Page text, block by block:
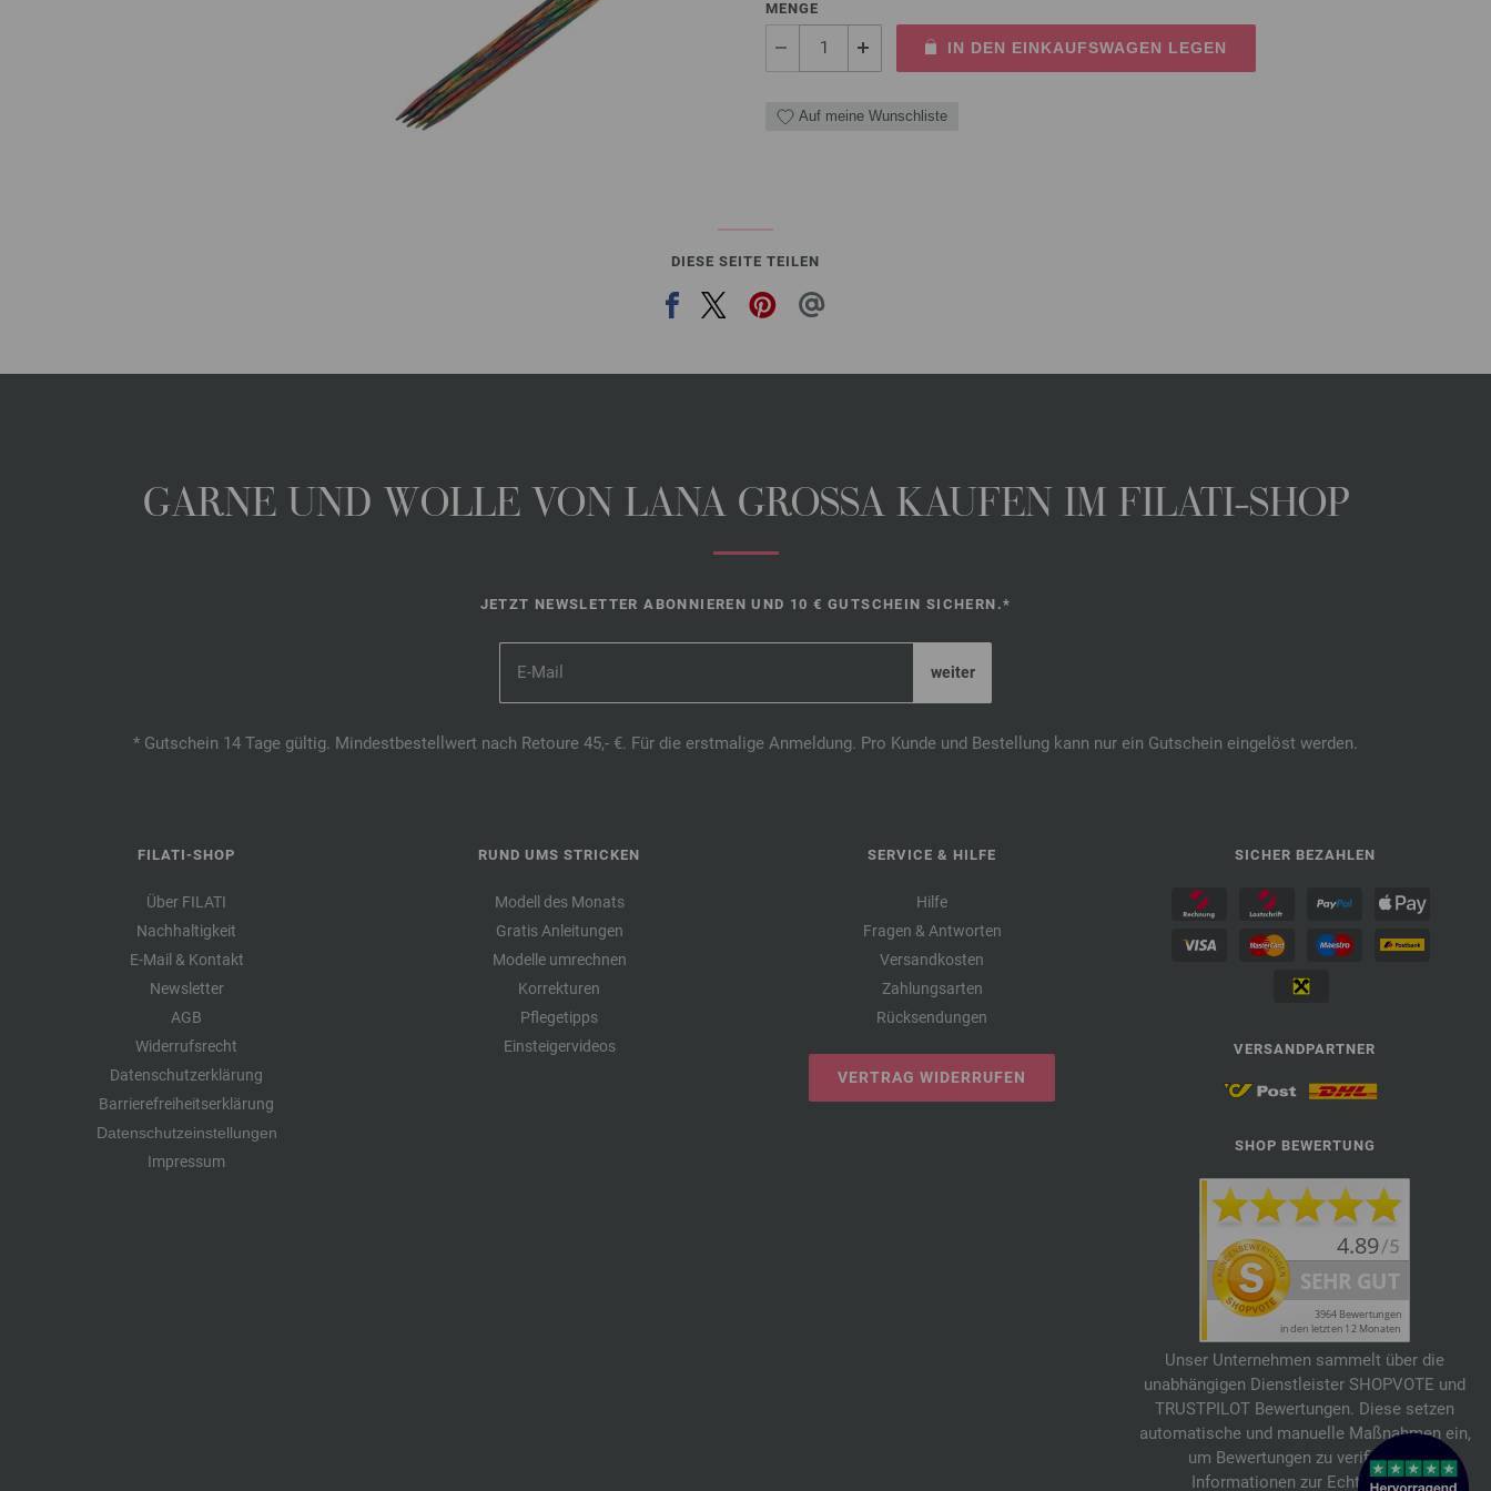
MENGE
IN DEN EINKAUFSWAGEN LEGEN
Auf meine Wunschliste
DIESE SEITE TEILEN
GARNE UND WOLLE VON LANA GROSSA KAUFEN IM FILATI-SHOP
JETZT NEWSLETTER ABONNIEREN UND 10 € GUTSCHEIN SICHERN.*
* Gutschein 14 Tage gültig. Mindestbestellwert nach Retoure 45,- €. Für die erstmalige Anmeldung. Pro Kunde und Bestellung kann nur ein Gutschein eingelöst werden.
FILATI-SHOP
Über FILATI
Nachhaltigkeit
E-Mail & Kontakt
Newsletter
AGB
Widerrufsrecht
Datenschutzerklärung
Barrierefreiheitserklärung
Datenschutzeinstellungen
Impressum
RUND UMS STRICKEN
Modell des Monats
Gratis Anleitungen
Modelle umrechnen
Korrekturen
Pflegetipps
Einsteigervideos
SERVICE & HILFE
Hilfe
Fragen & Antworten
Versandkosten
Zahlungsarten
Rücksendungen
VERTRAG WIDERRUFEN
SICHER BEZAHLEN
VERSANDPARTNER
SHOP BEWERTUNG
Unser Unternehmen sammelt über die
unabhängigen Dienstleister SHOPVOTE und
TRUSTPILOT Bewertungen. Diese setzen
automatische und manuelle Maßnahmen ein,
um Bewertungen zu verifizieren.
Informationen zur Echtheit von